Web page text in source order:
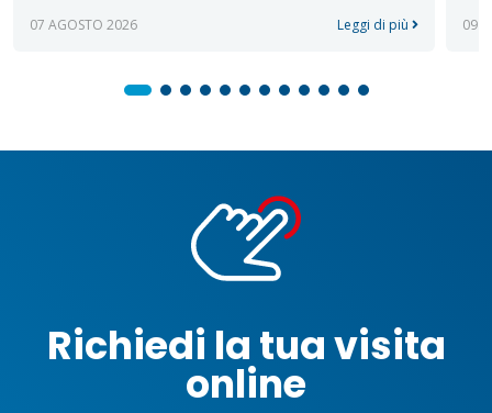
07 AGOSTO 2026 Leggi di più 09
Richiedi la tua visita
online